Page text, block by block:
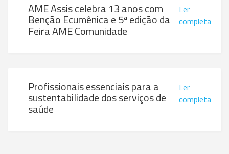
AME Assis celebra 13 anos com
Benção Ecumênica e 5ª edição da
Feira AME Comunidade
Ler
completa
Profissionais essenciais para a
sustentabilidade dos serviços de
saúde
Ler
completa